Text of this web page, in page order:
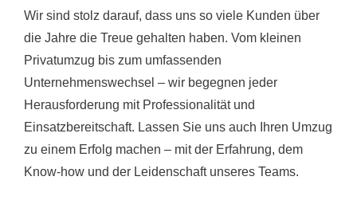
Wir sind stolz darauf, dass uns so viele Kunden über
die Jahre die Treue gehalten haben. Vom kleinen
Privatumzug bis zum umfassenden
Unternehmenswechsel – wir begegnen jeder
Herausforderung mit Professionalität und
Einsatzbereitschaft. Lassen Sie uns auch Ihren Umzug
zu einem Erfolg machen – mit der Erfahrung, dem
Know-how und der Leidenschaft unseres Teams.